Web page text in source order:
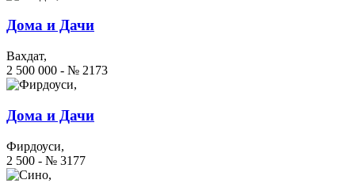
Дома и Дачи
Вахдат,
2 500 000 - № 2173
Дома и Дачи
Фирдоуси,
2 500 - № 3177